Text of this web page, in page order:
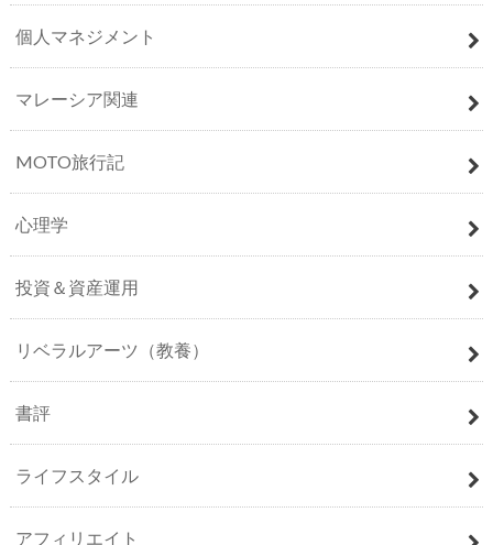
個人マネジメント
マレーシア関連
MOTO旅行記
心理学
投資＆資産運用
リベラルアーツ（教養）
書評
ライフスタイル
アフィリエイト